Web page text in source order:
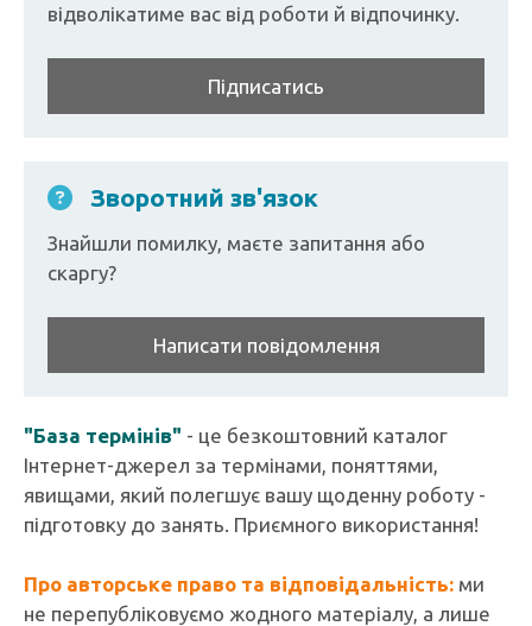
відволікатиме вас від роботи й відпочинку.
Підписатись
Зворотний зв'язок
Знайшли помилку, маєте запитання або
скаргу?
Написати повідомлення
"База термінів" - це безкоштовний каталог
Інтернет-джерел за термінами, поняттями,
явищами, який полегшує вашу щоденну роботу -
підготовку до занять. Приємного використання!
Про авторське право та відповідальність: ми
не перепубліковуємо жодного матеріалу, а лише